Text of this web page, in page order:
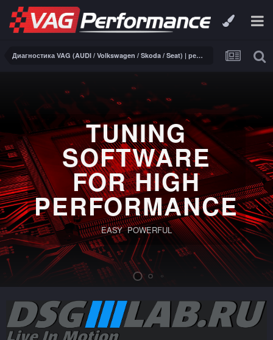
Диагностика VAG (AUDI / Volkswagen / Skoda / Seat) | ремонт электроники
TUNING
SOFTWARE
FOR HIGH
PERFORMANCE
EASY POWERFUL